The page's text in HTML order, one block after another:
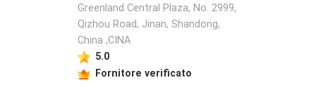
Greenland Central Plaza, No. 2999,
Qizhou Road, Jinan, Shandong,
China ,CINA
5.0
Fornitore verificato